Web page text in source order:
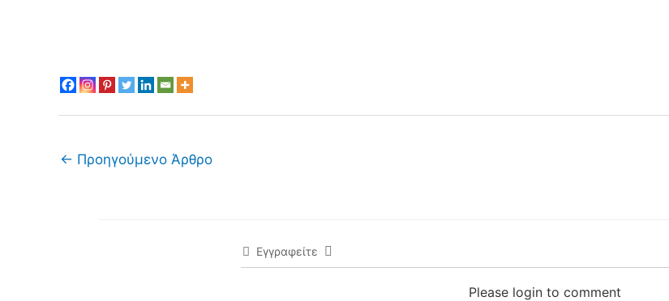
← Προηγούμενο Άρθρο
Εγγραφείτε
Please login to comment